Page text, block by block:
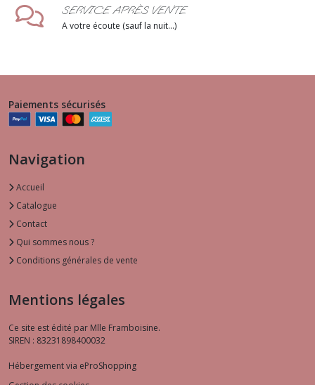
SERVICE APRÈS VENTE
A votre écoute (sauf la nuit...)
Paiements sécurisés
Navigation
Accueil
Catalogue
Contact
Qui sommes nous ?
Conditions générales de vente
Mentions légales
Ce site est édité par Mlle Framboisine.
SIREN : 83231898400032
Hébergement via eProShopping